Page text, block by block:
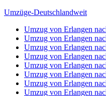
Umzüge-Deutschlandweit
Umzug von Erlangen
Umzug von Erlangen
Umzug von Erlangen
Umzug von Erlangen
Umzug von Erlangen
Umzug von Erlangen
Umzug von Erlangen
Umzug von Erlangen